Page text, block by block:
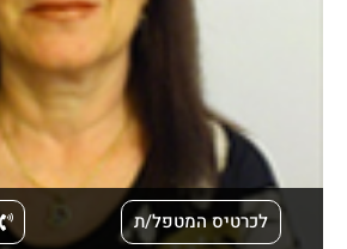
לכרטיס המטפל/ת